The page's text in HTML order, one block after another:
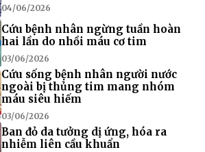
04/06/2026
Cứu bệnh nhân ngừng tuần hoàn
hai lần do nhồi máu cơ tim
03/06/2026
Cứu sống bệnh nhân người nước
ngoài bị thủng tim mang nhóm
máu siêu hiếm
03/06/2026
Ban đỏ da tưởng dị ứng, hóa ra
nhiễm liên cầu khuẩn